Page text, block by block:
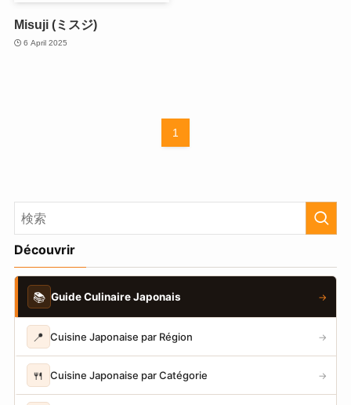
Misuji (ミスジ)
6 April 2025
1
Découvrir
📚 Guide Culinaire Japonais →
📍 Cuisine Japonaise par Région →
🍴 Cuisine Japonaise par Catégorie →